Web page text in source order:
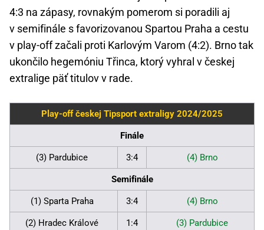
4:3 na zápasy, rovnakým pomerom si poradili aj
v semifinále s favorizovanou Spartou Praha a cestu
v play-off začali proti Karlovým Varom (4:2). Brno tak
ukončilo hegemóniu Třinca, ktorý vyhral v českej
extralige päť titulov v rade.
Play-off českej Tipsport extraligy 2024/2025
Finále
(3) Pardubice 3:4 (4) Brno
Semifinále
(1) Sparta Praha 3:4 (4) Brno
(2) Hradec Králové 1:4 (3) Pardubice